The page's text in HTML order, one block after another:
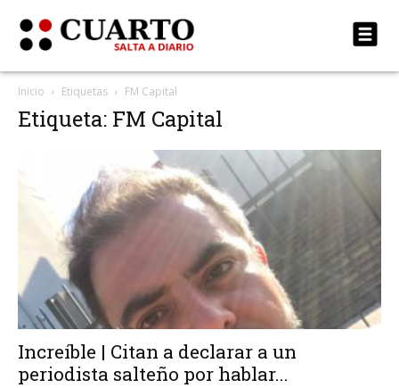
Inicio Etiquetas FM Capital
Etiqueta: FM Capital
Increíble | Citan a declarar a un
periodista salteño por hablar...